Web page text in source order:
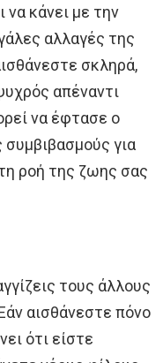
κάνει με την
αλλαγές της
σκληρά,
απέναντι
να έφτασε ο
για
ροή της ζωης σας
τους άλλους
αισθάνεστε πόνο
ότι είστε